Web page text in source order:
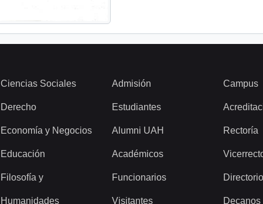
Ciencias Sociales
Derecho
Economía y Negocios
Educación
Filosofía y
Humanidades
Admisión
Estudiantes
Alumni UAH
Académicos
Funcionarios
Visitantes
Campus
Rectoría
Directorio
Decanos